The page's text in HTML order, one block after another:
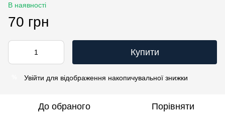
В наявності
70 грн
Купити
Увійти для відображення накопичувальної знижки
До обраного Порівняти